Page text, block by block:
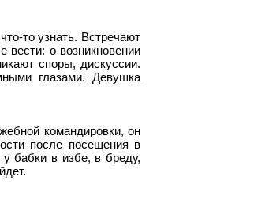
то узнать. Встречают
вести: о возникновении
споры, дискуссии.
глазами. Девушка
командировки, он
после посещения в
бабки в избе, в бреду,